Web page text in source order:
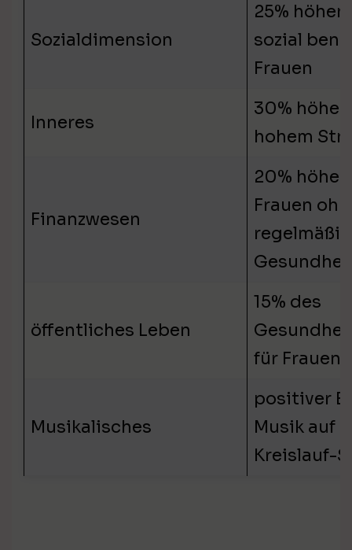
Sozialdimension
25%
sozial
Frauen
Inneres
30%
hohem
Finanzwesen
20%
Frauen
öffentliches Leben
15% des
für
Musikalisches
positiver
Musik auf
Kreislauf-